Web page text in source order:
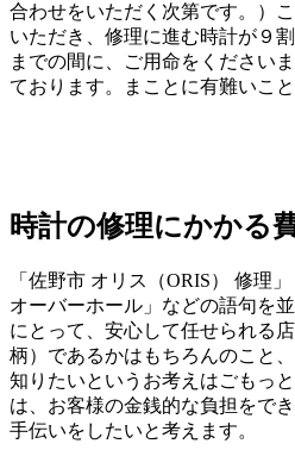
合わせをいただく次第です。）
いただき、修理に進む時計が９
までの間に、ご用命をください
ております。まことに有難いこ
時計の修理にかかる
「佐野市 オリス（ORIS） 修理
オーバーホール」などの語句を
にとって、安心して任せられる
柄）であるかはもちろんのこと
知りたいというお考えはごもっ
は、お客様の金銭的な負担をで
手伝いをしたいと考えます。